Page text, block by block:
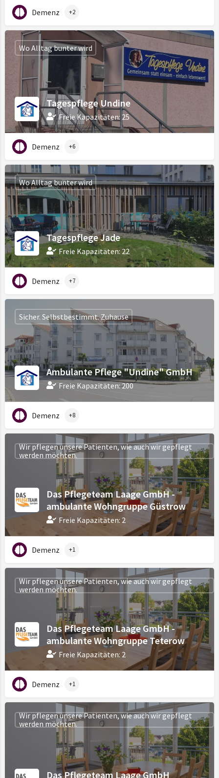
Demenz +2
Tagespflege Undine
Freie Kapazitäten: 25
Wo Alltag bunter wird
Demenz +6
Tagespflege Jade
Freie Kapazitäten: 22
Wo Alltag bunter wird
Demenz +7
Ambulante Pflege "Undine" GmbH
Freie Kapazitäten: 200
Sicher. Selbstbestimmt. Zuhause
Demenz +8
Das Pflegeteam Laage GmbH -
ambulante Wohngruppe Güstrow
Freie Kapazitäten: 2
Wir pflegen unsere Patienten, wie auch wir gepflegt
werden möchten.
Demenz +1
Das Pflegeteam Laage GmbH -
ambulante Wohngruppe Teterow
Freie Kapazitäten: 2
Wir pflegen unsere Patienten, wie auch wir gepflegt
werden möchten.
Demenz +1
Das Pflegeteam Laage GmbH
Wir pflegen unsere Patienten, wie auch wir gepflegt
werden möchten.